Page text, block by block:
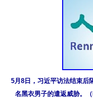
5月8日，习近平访法结束后
名黑衣男子的遣返威胁。